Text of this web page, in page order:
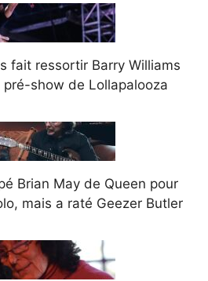
fait ressortir Barry Williams
show de Lollapalooza
Brian May de Queen pour
mais a raté Geezer Butler